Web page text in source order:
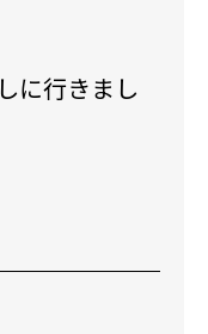
に行きまし